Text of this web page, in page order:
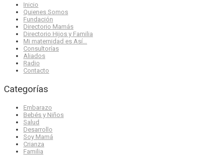
Inicio
Quienes Somos
Fundación
Directorio Mamás
Directorio Hijos y Familia
Mi maternidad es Así…
Consultorías
Aliados
Radio
Contacto
Categorías
Embarazo
Bebés y Niños
Salud
Desarrollo
Soy Mamá
Crianza
Familia